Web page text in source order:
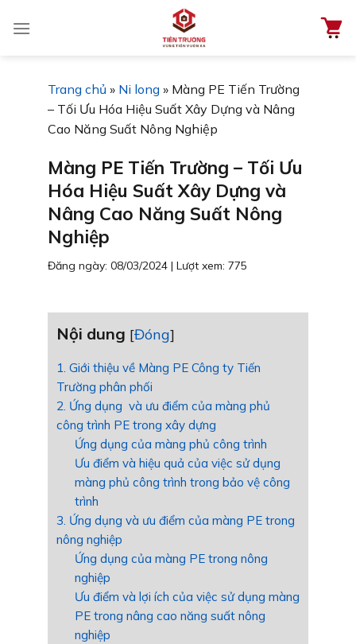
đến
Trang chủ » Ni long » Màng PE Tiến Trường
– Tối Ưu Hóa Hiệu Suất Xây Dựng và Nâng
Cao Năng Suất Nông Nghiệp
Màng PE Tiến Trường – Tối Ưu
Hóa Hiệu Suất Xây Dựng và
Nâng Cao Năng Suất Nông
Nghiệp
Đăng ngày: 08/03/2024 | Lượt xem: 775
Nội dung [Đóng]
1. Giới thiệu về Màng PE Công ty Tiến
Trường phân phối
2. Ứng dụng và ưu điểm của màng phủ
công trình PE trong xây dựng
Ứng dụng của màng phủ công trình
Ưu điểm và hiệu quả của việc sử dụng
màng phủ công trình trong bảo vệ công
trình
3. Ứng dụng và ưu điểm của màng PE trong
nông nghiệp
Ứng dụng của màng PE trong nông
nghiệp
Ưu điểm và lợi ích của việc sử dụng màng
PE trong nâng cao năng suất nông
nghiệp